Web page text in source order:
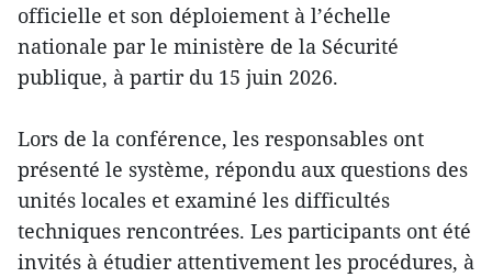
officielle et son déploiement à l’échelle
nationale par le ministère de la Sécurité
publique, à partir du 15 juin 2026.
Lors de la conférence, les responsables ont
présenté le système, répondu aux questions des
unités locales et examiné les difficultés
techniques rencontrées. Les participants ont été
invités à étudier attentivement les procédures, à